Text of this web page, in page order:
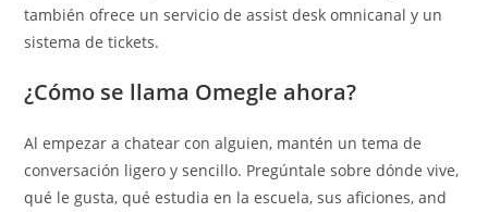
también ofrece un servicio de assist desk omnicanal y un
sistema de tickets.
¿Cómo se llama Omegle ahora?
Al empezar a chatear con alguien, mantén un tema de
conversación ligero y sencillo. Pregúntale sobre dónde vive,
qué le gusta, qué estudia en la escuela, sus aficiones, and